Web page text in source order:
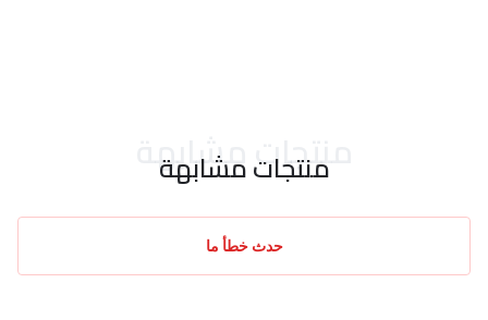
منتجات مشابهة
منتجات مشابهة
حدث خطأ ما